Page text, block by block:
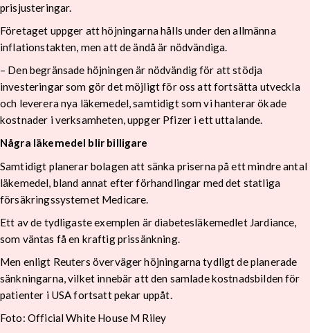
prisjusteringar.
Företaget uppger att höjningarna hålls under den allmänna
inflationstakten, men att de ändå är nödvändiga.
– Den begränsade höjningen är nödvändig för att stödja
investeringar som gör det möjligt för oss att fortsätta utveckla
och leverera nya läkemedel, samtidigt som vi hanterar ökade
kostnader i verksamheten, uppger Pfizer i ett uttalande.
Några läkemedel blir billigare
Samtidigt planerar bolagen att sänka priserna på ett mindre antal
läkemedel, bland annat efter förhandlingar med det statliga
försäkringssystemet Medicare.
Ett av de tydligaste exemplen är diabetesläkemedlet Jardiance,
som väntas få en kraftig prissänkning.
Men enligt Reuters överväger höjningarna tydligt de planerade
sänkningarna, vilket innebär att den samlade kostnadsbilden för
patienter i USA fortsatt pekar uppåt.
Foto: Official White House M Riley